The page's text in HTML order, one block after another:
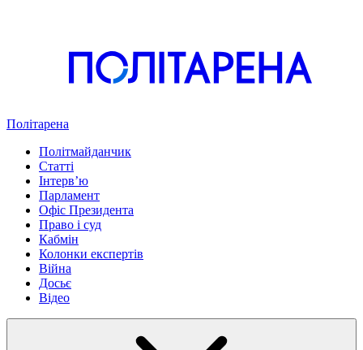
Політарена
Політмайданчик
Статті
Інтервʼю
Парламент
Офіс Президента
Право і суд
Кабмін
Колонки експертів
Війна
Досьє
Відео